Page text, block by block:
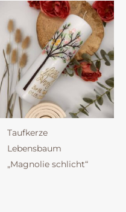
Taufkerze
Lebensbaum
„Magnolie schlicht“